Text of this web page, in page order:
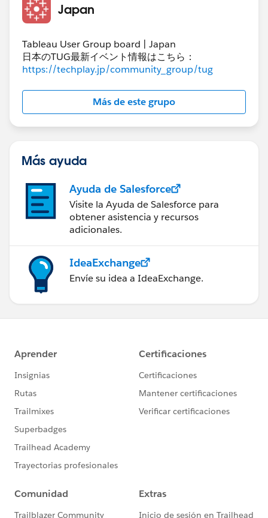
Japan
Tableau User Group board | Japan
日本のTUG最新イベント情報はこちら：
https://techplay.jp/community_group/tug
Más de este grupo
Más ayuda
Ayuda de Salesforce
Visite la Ayuda de Salesforce para
obtener asistencia y recursos
adicionales.
IdeaExchange
Envíe su idea a IdeaExchange.